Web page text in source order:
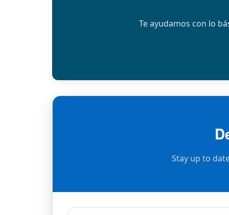
Te ayudamos con lo
Stay up to